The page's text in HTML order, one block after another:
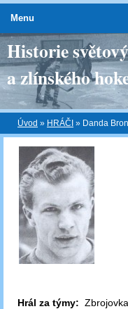
Historie
a zlínského
Úvod » HRÁČI » Danda
Hrál za týmy:
Menu